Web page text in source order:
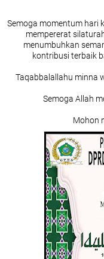
Semoga momentum hari
mempererat
menumbuhkan
kontribusi terbaik
Taqabbalallahu minna
Semoga Allah
Mohon